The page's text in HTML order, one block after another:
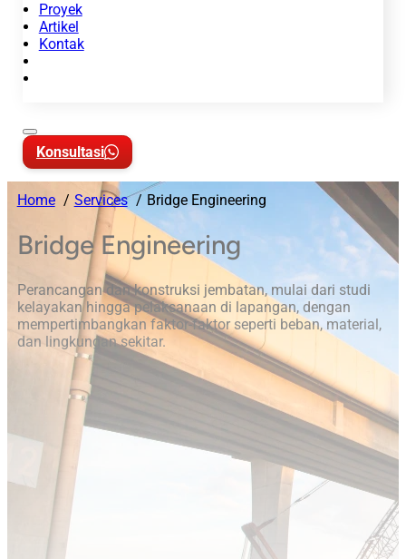
Proyek
Artikel
Kontak
Konsultasi
Home Services Bridge Engineering
Bridge Engineering
Perancangan dan konstruksi jembatan, mulai dari studi
kelayakan hingga pelaksanaan di lapangan, dengan
mempertimbangkan faktor-faktor seperti beban, material,
dan lingkungan sekitar.